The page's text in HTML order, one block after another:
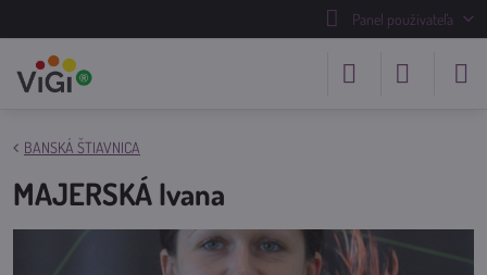
Panel používateľa
BANSKÁ ŠTIAVNICA
MAJERSKÁ Ivana